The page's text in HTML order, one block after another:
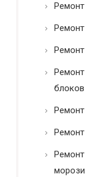
Ремонт